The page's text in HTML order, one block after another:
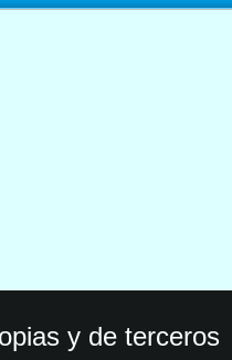
y de terceros